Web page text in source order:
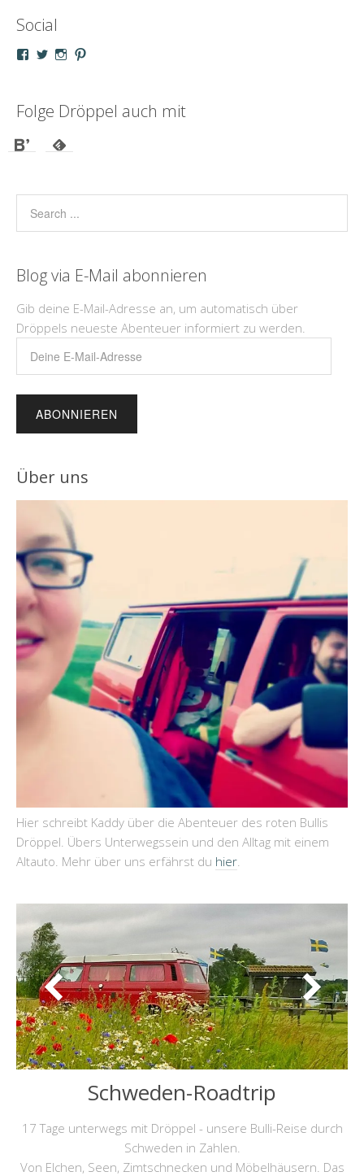
Social
Profil
Facebook
anzeigen
Profil
Twitter
anzeigen
Profil
Instagram
anzeigen
Profil
Pinterest
anzeigen
Folge Dröppel auch mit
Blog via E-Mail abonnieren
Gib deine E-Mail-Adresse an, um automatisch über
Dröppels neueste Abenteuer informiert zu werden.
Adresse
Über uns
Hier schreibt Kaddy über die Abenteuer des roten Bullis
Dröppel. Übers Unterwegssein und den Alltag mit einem
Altauto. Mehr über uns erfährst du hier
Schweden-Roadtrip
17 Tage unterwegs mit Dröppel - unsere Bulli-Reise durch
Schweden in Zahlen.
Von Elchen, Seen, Zimtschnecken und Möbelhäusern. Das